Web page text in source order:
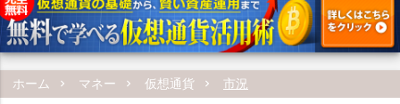
ホーム マネー 仮想通貨 市況